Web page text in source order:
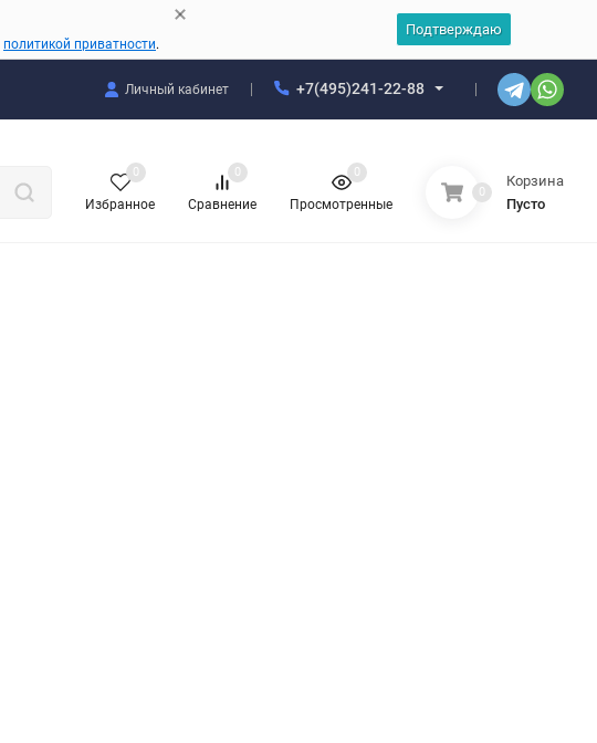
политикой приватности.
Подтверждаю
Личный кабинет +7(495)241-22-88
Избранное
0
Сравнение
0
Просмотренные
0
0
Корзина
Пусто